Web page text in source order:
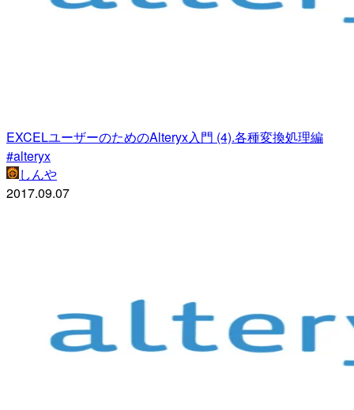
EXCELユーザーのためのAlteryx入門 (4).各種変換処理編
#alteryx
しんや
2017.09.07